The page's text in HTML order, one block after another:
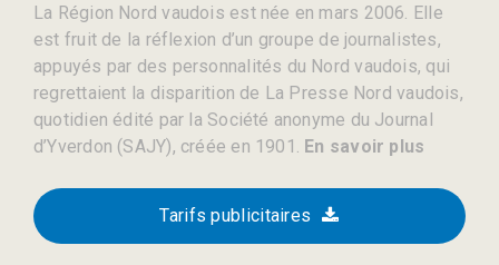
La Région Nord vaudois est née en mars 2006. Elle
est fruit de la réflexion d’un groupe de journalistes,
appuyés par des personnalités du Nord vaudois, qui
regrettaient la disparition de La Presse Nord vaudois,
quotidien édité par la Société anonyme du Journal
d’Yverdon (SAJY), créée en 1901. En savoir plus
Tarifs publicitaires